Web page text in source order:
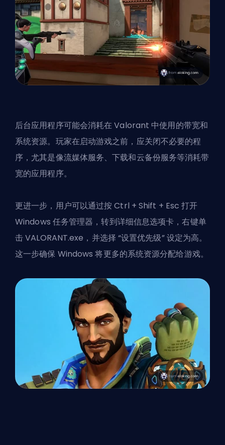
后台应用程序可能会消耗在 Valorant 中使用的带宽和
系统资源。玩家在启动游戏之前，应关闭不必要的程
序，尤其是像流媒体服务、下载和云备份服务等消耗带
宽的应用程序。
更进一步，用户可以通过按 Ctrl + Shift + Esc 打开
Windows 任务管理器，转到详细信息选项卡，右键单
击 VALORANT.exe，并选择 “设置优先级” 设定为高。
这一步确保 Windows 将更多的系统资源分配给游戏。